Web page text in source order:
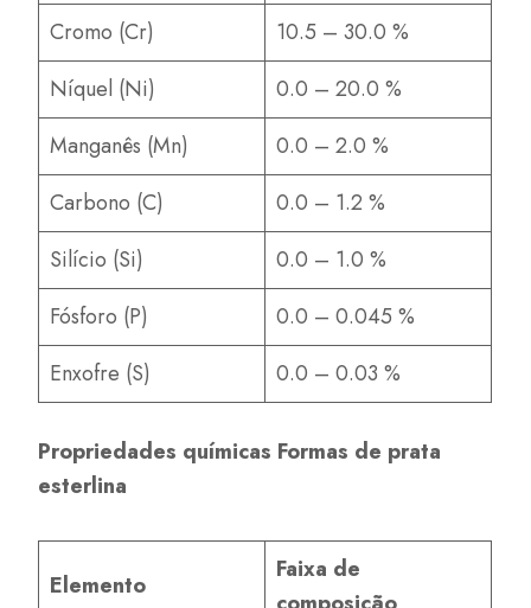
Cromo (Cr)
10.5 – 30.0 %
Níquel (Ni)
0.0 – 20.0 %
Manganês (Mn)
0.0 – 2.0 %
Carbono (C)
0.0 – 1.2 %
Silício (Si)
0.0 – 1.0 %
Fósforo (P)
0.0 – 0.045 %
Enxofre (S)
0.0 – 0.03 %
Propriedades químicas Formas de prata
esterlina
Elemento
Faixa de